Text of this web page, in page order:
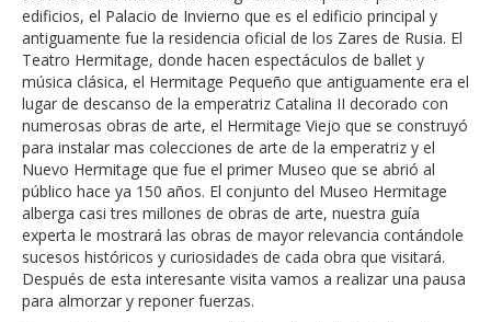
edificios, el Palacio de Invierno que es el edificio principal y
antiguamente fue la residencia oficial de los Zares de Rusia. El
Teatro Hermitage, donde hacen espectáculos de ballet y
música clásica, el Hermitage Pequeño que antiguamente era el
lugar de descanso de la emperatriz Catalina II decorado con
numerosas obras de arte, el Hermitage Viejo que se construyó
para instalar mas colecciones de arte de la emperatriz y el
Nuevo Hermitage que fue el primer Museo que se abrió al
público hace ya 150 años. El conjunto del Museo Hermitage
alberga casi tres millones de obras de arte, nuestra guía
experta le mostrará las obras de mayor relevancia contándole
sucesos históricos y curiosidades de cada obra que visitará.
Después de esta interesante visita vamos a realizar una pausa
para almorzar y reponer fuerzas.